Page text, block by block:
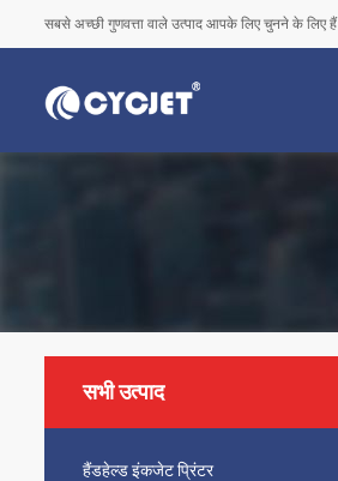
सबसे अच्छी गुणवत्ता वाले उत्पाद आपके लिए चुनने के लिए हैं
सभी उत्पाद
हैंडहेल्ड इंकजेट प्रिंटर